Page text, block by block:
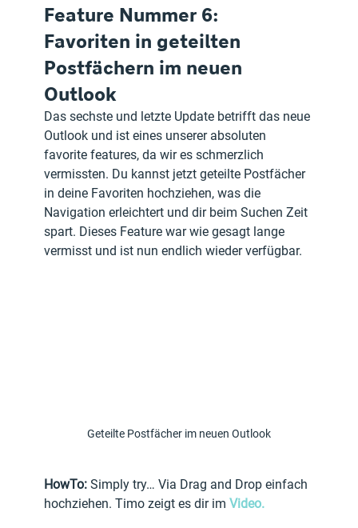
Feature Nummer 6:
Favoriten in geteilten
Postfächern im neuen
Outlook
Das sechste und letzte Update betrifft das neue
Outlook und ist eines unserer absoluten
favorite features, da wir es schmerzlich
vermissten. Du kannst jetzt geteilte Postfächer
in deine Favoriten hochziehen, was die
Navigation erleichtert und dir beim Suchen Zeit
spart. Dieses Feature war wie gesagt lange
vermisst und ist nun endlich wieder verfügbar.
Geteilte Postfächer im neuen Outlook
HowTo: Simply try… Via Drag and Drop einfach
hochziehen. Timo zeigt es dir im Video.